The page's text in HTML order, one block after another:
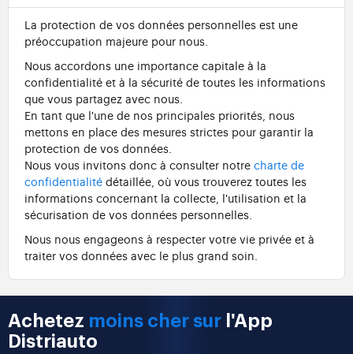
La protection de vos données personnelles est une
préoccupation majeure pour nous.
Nous accordons une importance capitale à la
confidentialité et à la sécurité de toutes les informations
que vous partagez avec nous.
En tant que l'une de nos principales priorités, nous
mettons en place des mesures strictes pour garantir la
protection de vos données.
Nous vous invitons donc à consulter notre charte de
confidentialité détaillée, où vous trouverez toutes les
informations concernant la collecte, l'utilisation et la
sécurisation de vos données personnelles.
Nous nous engageons à respecter votre vie privée et à
traiter vos données avec le plus grand soin.
Achetez moins cher sur l'App
Distriauto